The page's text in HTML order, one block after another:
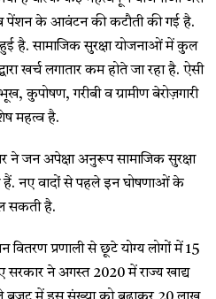
पेंशन के आवंटन की कटौती की गई है.
है. सामाजिक सुरक्षा योजनाओं में कुल
खर्च लगातार कम होते जा रहा है. ऐसी
कुपोषण, गरीबी व ग्रामीण बेरोज़गारी
महत्व है.
ने जन अपेक्षा अनुरूप सामाजिक सुरक्षा
हैं. नए वादों से पहले इन घोषणाओं के
सकती है.
वितरण प्रणाली से छूटे योग्य लोगों में 15
सरकार ने अगस्त 2020 में राज्य खाद्य